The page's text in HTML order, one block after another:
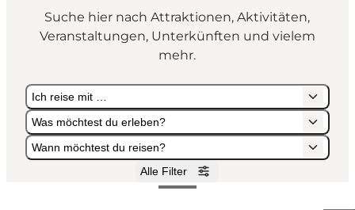
Regionen
Erlebnisse
Suche hier nach Attraktionen, Aktivitäten,
Veranstaltungen, Unterkünften und vielem
mehr.
Ich reise mit …
Was möchtest du erleben?
Wann möchtest du reisen?
Alle Filter